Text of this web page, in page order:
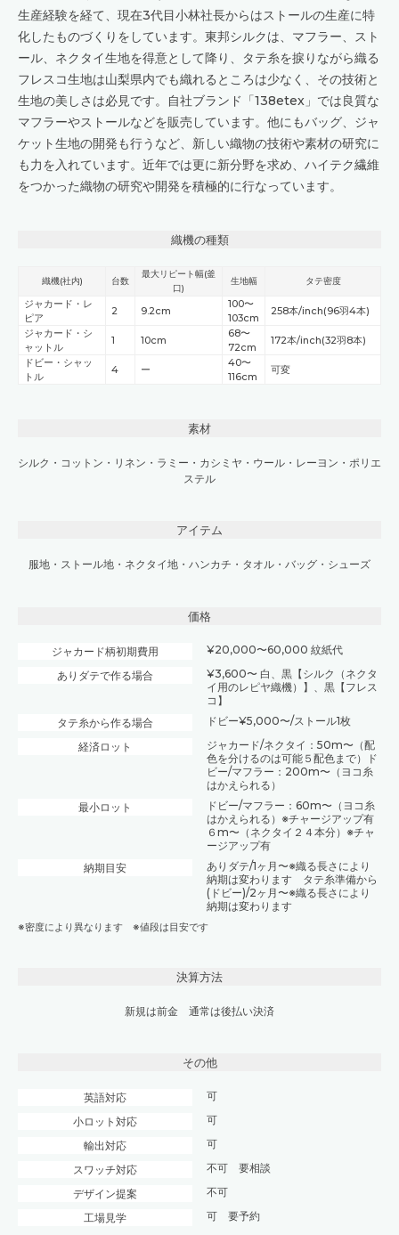
生産経験を経て、現在3代目小林社長からはストールの生産に特
化したものづくりをしています。東邦シルクは、マフラー、スト
ール、ネクタイ生地を得意として降り、タテ糸を捩りながら織る
フレスコ生地は山梨県内でも織れるところは少なく、その技術と
生地の美しさは必見です。自社ブランド「138etex」では良質な
マフラーやストールなどを販売しています。他にもバッグ、ジャ
ケット生地の開発も行うなど、新しい織物の技術や素材の研究に
も力を入れています。近年では更に新分野を求め、ハイテク繊維
をつかった織物の研究や開発を積極的に行なっています。
織機の種類
織機(社内) 台数
最大リピート幅(釜
口)
生地幅 タテ密度
ジャカード・レ
ピア
2 9.2cm
100〜
103cm
258本/inch(96羽4本)
ジャカード・シ
ャットル
1 10cm
68〜
72cm
172本/inch(32羽8本)
ドビー・シャッ
トル
4 ー
40〜
116cm
可変
素材
シルク ・ コットン ・ リネン ・ ラミー ・ カシミヤ ・ ウール ・ レーヨン ・ ポリエ
ステル
アイテム
服地 ・ ストール地 ・ ネクタイ地 ・ ハンカチ・タオル ・ バッグ・シューズ
価格
ジャカード柄初期費用
¥20,000〜60,000 紋紙代
ありダテで作る場合
¥3,600〜 白、黒【シルク（ネクタ
イ用のレピヤ織機）】、黒【フレス
コ】
タテ糸から作る場合
ドビー¥5,000〜/ストール1枚
経済ロット
ジャカード/ネクタイ：50m〜（配
色を分けるのは可能５配色まで）ド
ビー/マフラー：200m〜（ヨコ糸
はかえられる）
最小ロット
ドビー/マフラー：60m〜（ヨコ糸
はかえられる）※チャージアップ有
６m〜（ネクタイ２４本分）※チャ
ージアップ有
納期目安
ありダテ/1ヶ月〜※織る長さにより
納期は変わります タテ糸準備から
(ドビー)/2ヶ月〜※織る長さにより
納期は変わります
※密度により異なります ※値段は目安です
決算方法
新規は前金 通常は後払い決済
その他
英語対応
可
小ロット対応
可
輸出対応
可
スワッチ対応
不可 要相談
デザイン提案
不可
工場見学
可 要予約